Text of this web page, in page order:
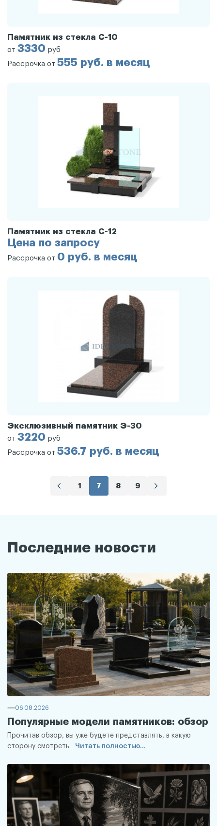
Памятник из стекла С-10
от 3330 руб
Рассрочка от 555 руб. в месяц
Памятник из стекла С-12
Цена по запросу
Рассрочка от 0 руб. в месяц
Эксклюзивный памятник Э-30
от 3220 руб
Рассрочка от 536.7 руб. в месяц
1 7 8 9
Последние новости
06.08.2026
Популярные модели памятников: обзор
Прочитав обзор, вы уже будете представлять, в какую
сторону смотреть.
Читать полностью...